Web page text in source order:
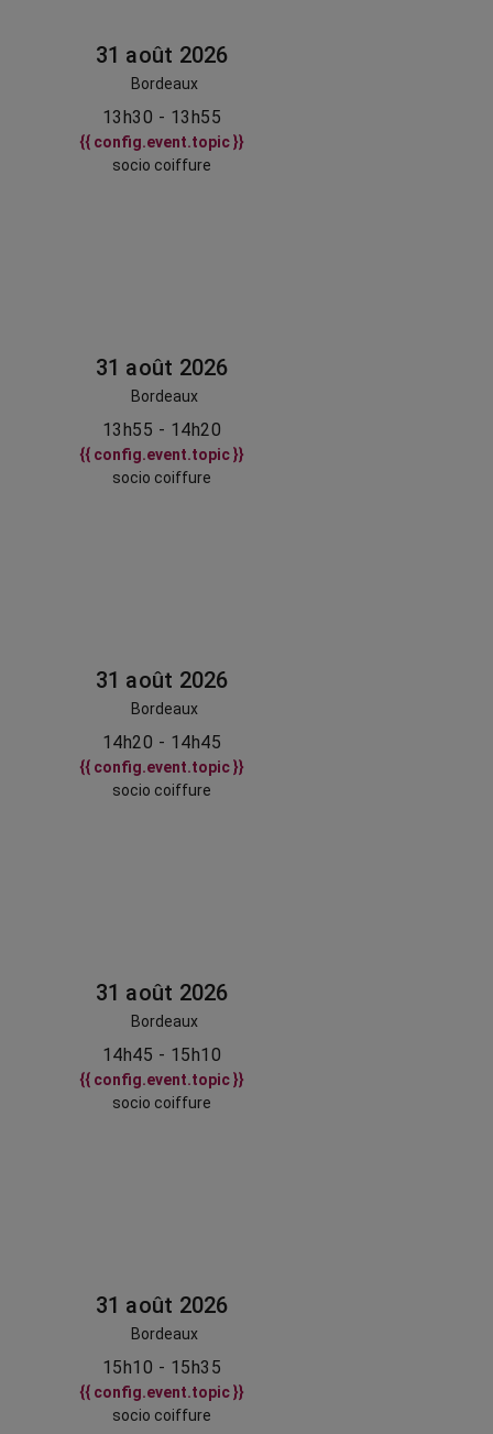
31 août 2026
Bordeaux
13h30 - 13h55
{{ config.event.topic }}
socio coiffure
31 août 2026
Bordeaux
13h55 - 14h20
{{ config.event.topic }}
socio coiffure
31 août 2026
Bordeaux
14h20 - 14h45
{{ config.event.topic }}
socio coiffure
31 août 2026
Bordeaux
14h45 - 15h10
{{ config.event.topic }}
socio coiffure
31 août 2026
Bordeaux
15h10 - 15h35
{{ config.event.topic }}
socio coiffure